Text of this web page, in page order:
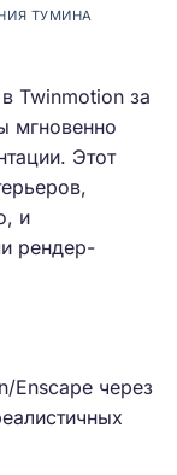
ТУМИНА
Twinmotion за
мгновенно
Этот
и
рендер-
Enscape через